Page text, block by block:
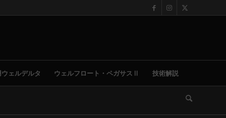
ェルデルタ ウェルフロート・ペガサスⅡ 技術解説